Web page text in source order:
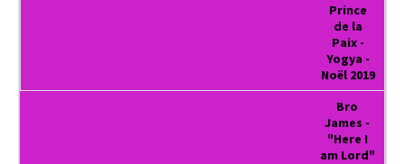
Prince
de la
Paix -
Yogya -
Noël 2019
Bro
James -
"Here I
am Lord"